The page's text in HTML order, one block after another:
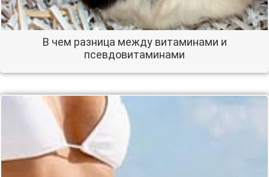
В чем разница между витаминами и
псевдовитаминами